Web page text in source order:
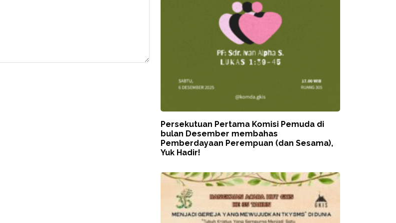
Persekutuan Pertama Komisi Pemuda di
bulan Desember membahas
Pemberdayaan Perempuan (dan Sesama),
Yuk Hadir!